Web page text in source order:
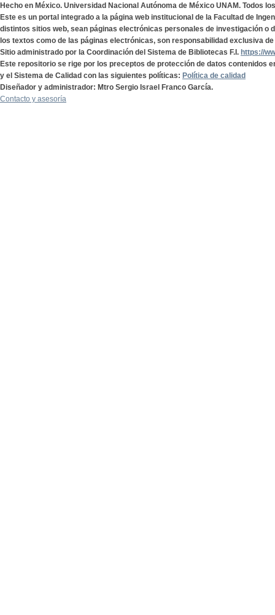
Hecho en México. Universidad Nacional Autónoma de México UNAM. Todos
Este es un portal integrado a la página web institucional de la Facultad de
distintos sitios web, sean páginas electrónicas personales de investigación o
los textos como de las páginas electrónicas, son responsabilidad exclusiva
Sitio administrado por la Coordinación del Sistema de Bibliotecas F.I. https://
Este repositorio se rige por los preceptos de protección de datos contenidos
y el Sistema de Calidad con las siguientes políticas: Política de calidad
Diseñador y administrador: Mtro Sergio Israel Franco García.
Contacto y asesoría